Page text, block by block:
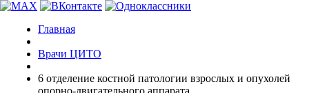
Главная
Врачи ЦИТО
6 отделение костной патологии взрослых и опухолей
опорно-двигательного аппарата